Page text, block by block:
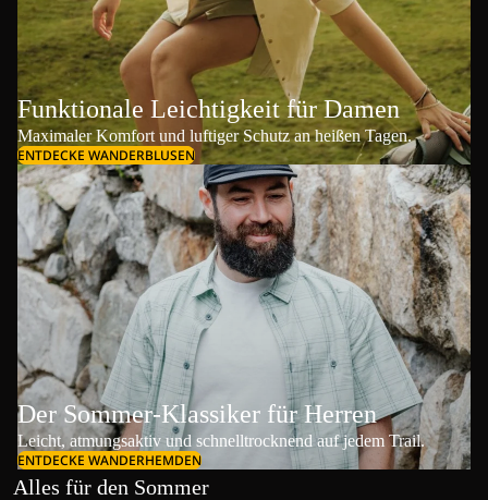
Funktionale Leichtigkeit für Damen
Maximaler Komfort und luftiger Schutz an heißen Tagen.
ENTDECKE WANDERBLUSEN
Der Sommer-Klassiker für Herren
Leicht, atmungsaktiv und schnelltrocknend auf jedem Trail.
ENTDECKE WANDERHEMDEN
Alles für den Sommer